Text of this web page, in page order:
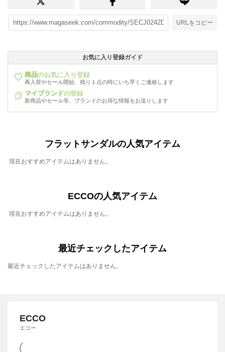
URLをコピー
お気に入り登録ガイド
商品のお気に入り登録
再入荷やセール開始、残り１点の時にいち早くご連絡します
マイブランドの登録
新商品やセール等、ブランドのお得な情報をお送りします
フラットサンダルの人気アイテム
現在おすすめアイテムはありません。
ECCOの人気アイテム
現在おすすめアイテムはありません。
最近チェックしたアイテム
最近チェックしたアイテムはありません。
ECCO
エコー